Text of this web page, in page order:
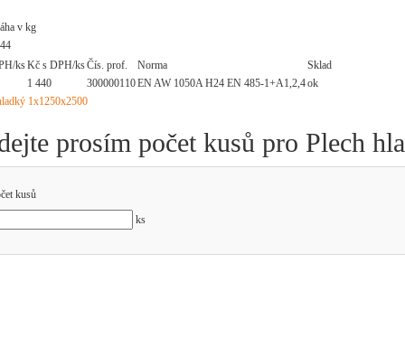
v kg
ksKč s DPH/ksČís. prof. Norma
Sklad
1 440
300000110EN AW 1050A H24 EN 485-1+A1,2,4ok
prosím počet kusů pro Plech
kusů
ks